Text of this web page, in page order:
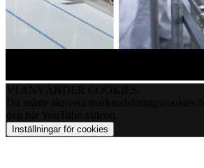
Inställningar för cookies